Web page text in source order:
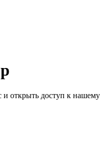
открыть доступ к нашему